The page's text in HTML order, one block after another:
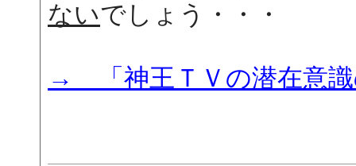
ないでしょう・・・
→ 「神王ＴＶの潜在意識